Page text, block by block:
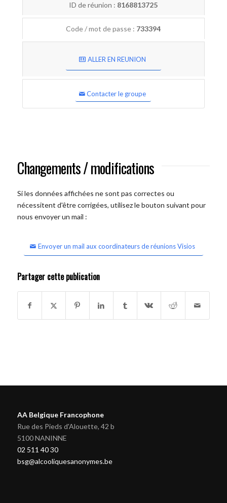
ID de réunion : 8168813725
Code / mot de passe : 733394
ALLER EN REUNION
Contacter le groupe
Changements / modifications
Si les données affichées ne sont pas correctes ou
nécessitent d'être corrigées, utilisez le bouton suivant pour
nous envoyer un mail :
Envoyer un mail aux coordinateurs de réunions Visios
Partager cette publication
AA Belgique Francophone
Rue des Pieds d'Alouette, 42 b
5100 NANINNE
02 511 40 30
bsg@alcooliquesanonymes.be